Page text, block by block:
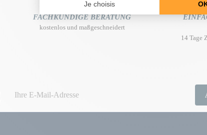
FACHKUNDIGE BERATUNG
kostenlos und maßgeschneidert
14 Tage